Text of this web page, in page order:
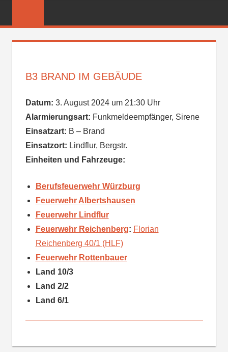
FEUERWEHR
B3 BRAND IM GEBÄUDE
Datum: 3. August 2024 um 21:30 Uhr
Alarmierungsart: Funkmeldeempfänger, Sirene
Einsatzart: B – Brand
Einsatzort: Lindflur, Bergstr.
Einheiten und Fahrzeuge:
Berufsfeuerwehr Würzburg
Feuerwehr Albertshausen
Feuerwehr Lindflur
Feuerwehr Reichenberg: Florian
Reichenberg 40/1 (HLF)
Feuerwehr Rottenbauer
Land 10/3
Land 2/2
Land 6/1